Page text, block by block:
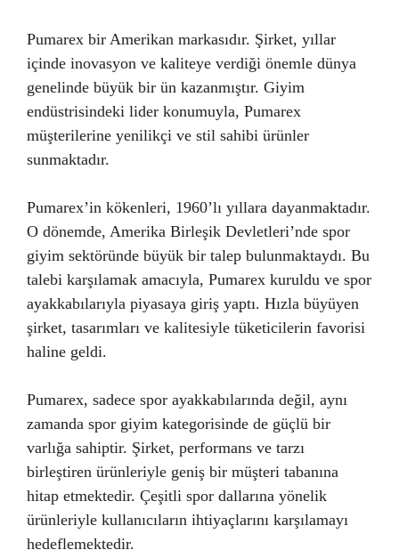
Pumarex bir Amerikan markasıdır. Şirket, yıllar
içinde inovasyon ve kaliteye verdiği önemle dünya
genelinde büyük bir ün kazanmıştır. Giyim
endüstrisindeki lider konumuyla, Pumarex
müşterilerine yenilikçi ve stil sahibi ürünler
sunmaktadır.
Pumarex’in kökenleri, 1960’lı yıllara dayanmaktadır.
O dönemde, Amerika Birleşik Devletleri’nde spor
giyim sektöründe büyük bir talep bulunmaktaydı. Bu
talebi karşılamak amacıyla, Pumarex kuruldu ve spor
ayakkabılarıyla piyasaya giriş yaptı. Hızla büyüyen
şirket, tasarımları ve kalitesiyle tüketicilerin favorisi
haline geldi.
Pumarex, sadece spor ayakkabılarında değil, aynı
zamanda spor giyim kategorisinde de güçlü bir
varlığa sahiptir. Şirket, performans ve tarzı
birleştiren ürünleriyle geniş bir müşteri tabanına
hitap etmektedir. Çeşitli spor dallarına yönelik
ürünleriyle kullanıcıların ihtiyaçlarını karşılamayı
hedeflemektedir.